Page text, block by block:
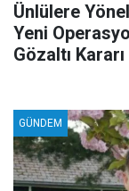
Ünlülere
Yeni
Gözaltı Kararı
GÜNDEM